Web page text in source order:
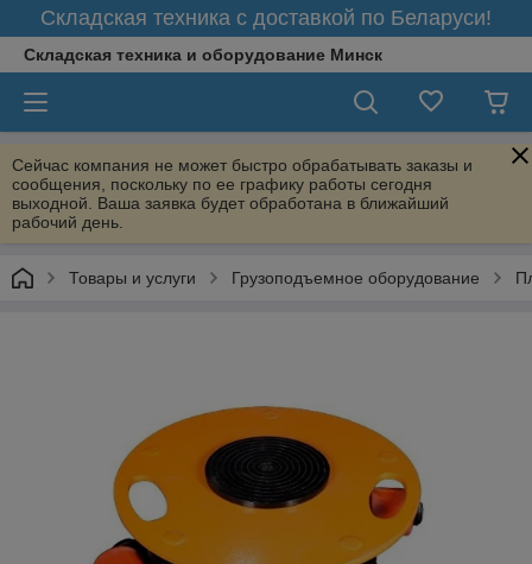
Складская техника с доставкой по Беларуси!
Складская техника и оборудование Минск
Сейчас компания не может быстро обрабатывать заказы и
сообщения, поскольку по ее графику работы сегодня
выходной. Ваша заявка будет обработана в ближайший
рабочий день.
Товары и услуги Грузоподъемное оборудование